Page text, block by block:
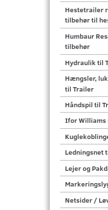
Hestetrailer
tilbehør til
Humbaur
tilbehør
Hydraulik til
Hængsler,
til Trailer
Håndspil til
Ifor Williams
Ledningsnet
Lejer og
Netsider /